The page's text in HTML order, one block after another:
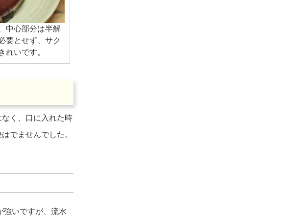
中心部分は半解
要とせず、サク
れいです。
く、口に入れた時
でませんでした。
強いですが、流水